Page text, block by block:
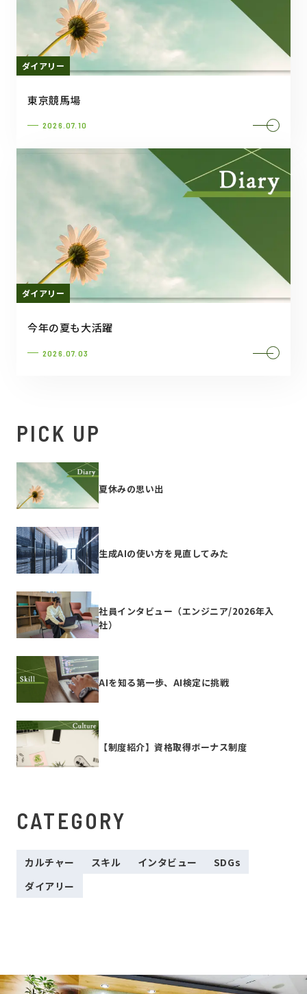
ダイアリー
東京競馬場
2026.07.10
ダイアリー
今年の夏も大活躍
2026.07.03
PICK UP
夏休みの思い出
生成AIの使い方を見直してみた
社員インタビュー（エンジニア/2026年入
社）
AIを知る第一歩、AI検定に挑戦
【制度紹介】資格取得ボーナス制度
CATEGORY
カルチャー スキル インタビュー
SDGs
ダイアリー